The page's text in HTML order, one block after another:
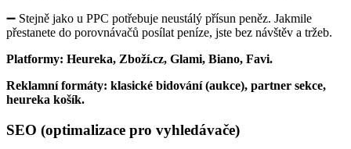
➖ Stejně jako u PPC potřebuje neustálý přísun peněz. Jakmile
přestanete do porovnávačů posílat peníze, jste bez návštěv a tržeb.
Platformy: Heureka, Zboží.cz, Glami, Biano, Favi.
Reklamní formáty: klasické bidování (aukce), partner sekce,
heureka košík.
SEO (optimalizace pro vyhledávače)